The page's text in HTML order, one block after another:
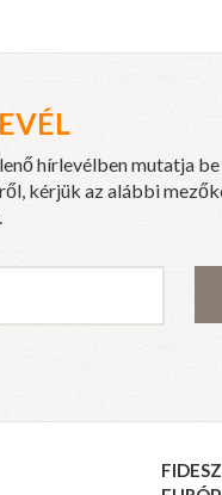
hírlevélben mutatja
kérjük az alábbi